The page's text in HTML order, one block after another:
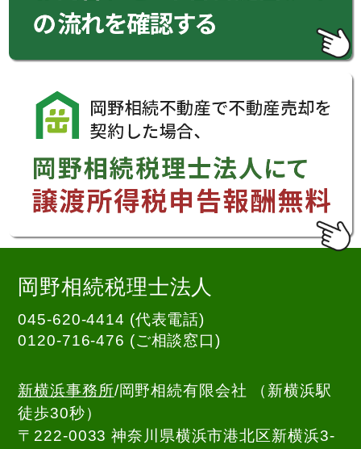
岡野相続税理士法人
045-620-4414 (代表電話)
0120-716-476 (ご相談窓口)
新横浜事務所/岡野相続有限会社 （新横浜駅
徒歩30秒）
〒222-0033 神奈川県横浜市港北区新横浜3-